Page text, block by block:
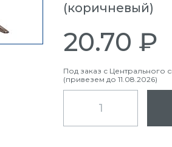
(коричневый)
20.70 ₽
Под заказ с Центрального
(привезем до 11.08.2026)